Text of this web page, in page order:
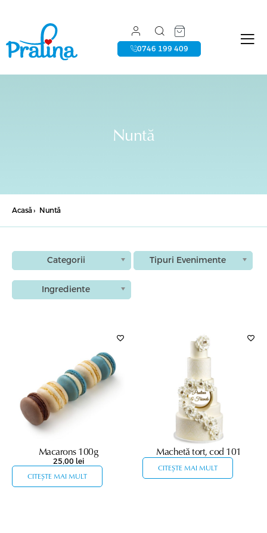
0746 199 409
Nuntă
Acasă› Nuntă
Categorii Tipuri Evenimente
Ingrediente
Macarons 100g
25,00 lei
CITEȘTE MAI MULT
Machetă tort, cod 101
CITEȘTE MAI MULT